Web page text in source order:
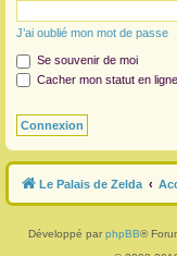
J’ai oublié mon mot de passe
Se souvenir de moi
Cacher mon statut en
Le Palais de Zelda
Développé par phpBB®